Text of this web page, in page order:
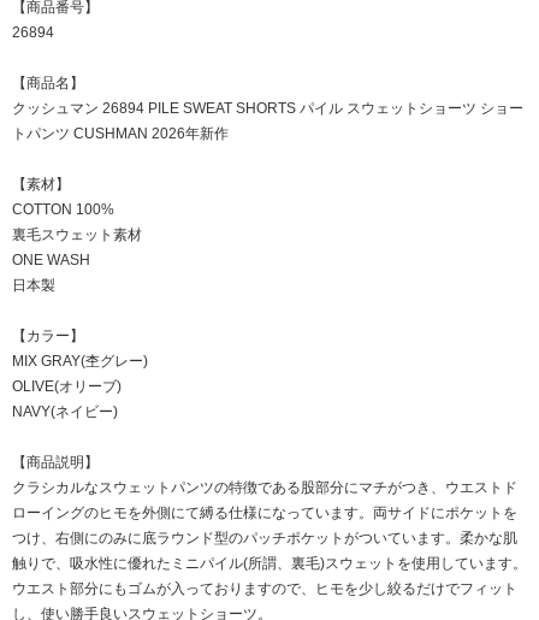
【商品番号】
26894
【商品名】
クッシュマン 26894 PILE SWEAT SHORTS パイル スウェットショーツ ショー
トパンツ CUSHMAN 2026年新作
【素材】
COTTON 100%
裏毛スウェット素材
ONE WASH
日本製
【カラー】
MIX GRAY(杢グレー)
OLIVE(オリーブ)
NAVY(ネイビー)
【商品説明】
クラシカルなスウェットパンツの特徴である股部分にマチがつき、ウエストド
ローイングのヒモを外側にて縛る仕様になっています。両サイドにポケットを
つけ、右側にのみに底ラウンド型のパッチポケットがついています。柔かな肌
触りで、吸水性に優れたミニパイル(所謂、裏毛)スウェットを使用しています。
ウエスト部分にもゴムが入っておりますので、ヒモを少し絞るだけでフィット
し、使い勝手良いスウェットショーツ。